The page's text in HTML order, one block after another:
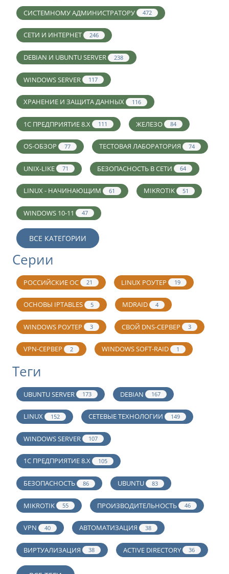
СИСТЕМНОМУ АДМИНИСТРАТОРУ 472
СЕТИ И ИНТЕРНЕТ 246
DEBIAN И UBUNTU SERVER 238
WINDOWS SERVER 117
ХРАНЕНИЕ И ЗАЩИТА ДАННЫХ 116
1С ПРЕДПРИЯТИЕ 8.X 111 ЖЕЛЕЗО 84
OS-ОБЗОР 77 ТЕСТОВАЯ ЛАБОРАТОРИЯ 74
UNIX-LIKE 71 БЕЗОПАСНОСТЬ В СЕТИ 64
LINUX - НАЧИНАЮЩИМ 61 MIKROTIK 51
WINDOWS 10-11 47
ВСЕ КАТЕГОРИИ
Серии
РОССИЙСКИЕ ОС 21 LINUX РОУТЕР 19
ОСНОВЫ IPTABLES 5 MDRAID 4
WINDOWS РОУТЕР 3 СВОЙ DNS-СЕРВЕР 3
VPN-СЕРВЕР 2 WINDOWS SOFT-RAID 1
Теги
UBUNTU SERVER 173 DEBIAN 167
LINUX 152 СЕТЕВЫЕ ТЕХНОЛОГИИ 149
WINDOWS SERVER 107
1С ПРЕДПРИЯТИЕ 8.Х 105
БЕЗОПАСНОСТЬ 86 UBUNTU 83
MIKROTIK 55 ПРОИЗВОДИТЕЛЬНОСТЬ 46
VPN 40 АВТОМАТИЗАЦИЯ 38
ВИРТУАЛИЗАЦИЯ 38 ACTIVE DIRECTORY 36